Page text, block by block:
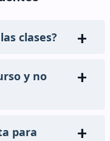
clases?
y no
para